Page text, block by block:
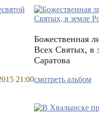
21:00
Божественная
Всех Святых, в
Саратова
смотреть альбом